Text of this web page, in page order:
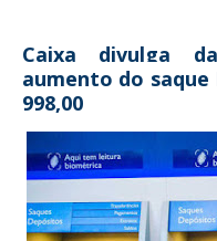
Caixa divulga
aumento do saque
998,00